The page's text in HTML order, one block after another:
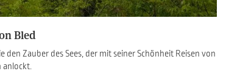
Bled
den Zauber des Sees, der mit seiner Schönheit Reisen von